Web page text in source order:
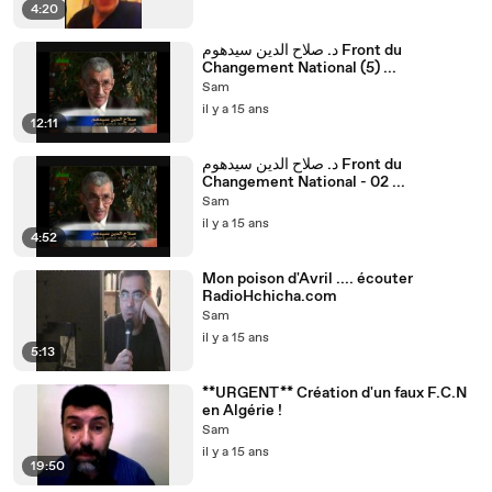
4:20
12:11
د. صلاح الدين سيدهوم Front du
Changement National (5) ...
Sam
il y a 15 ans
4:52
د. صلاح الدين سيدهوم Front du
Changement National - 02 ...
Sam
il y a 15 ans
5:13
Mon poison d'Avril .... écouter
RadioHchicha.com
Sam
il y a 15 ans
19:50
**URGENT** Création d'un faux F.C.N
en Algérie !
Sam
il y a 15 ans